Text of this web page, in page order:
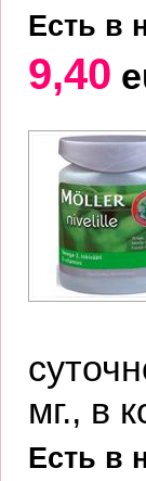
Есть в
9,40
мг., в
Есть в